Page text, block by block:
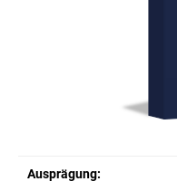
Ausprägung: